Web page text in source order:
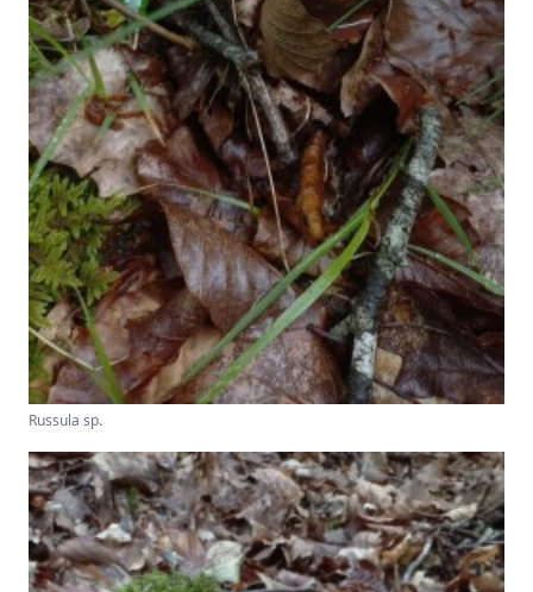
Russula sp.